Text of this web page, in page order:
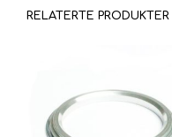
RELATERTE PRODUKTER